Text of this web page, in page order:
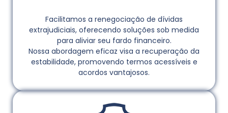
Facilitamos a renegociação de dívidas
extrajudiciais, oferecendo soluções sob medida
para aliviar seu fardo financeiro.
Nossa abordagem eficaz visa a recuperação da
estabilidade, promovendo termos acessíveis e
acordos vantajosos.